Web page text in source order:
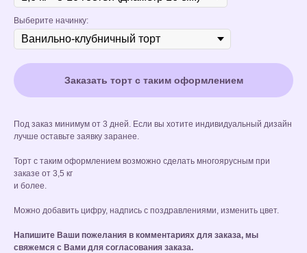
Выберите начинку:
Заказать торт с таким оформлением
Под заказ минимум от 3 дней. Если вы хотите индивидуальный дизайн
лучше оставьте заявку заранее.
Торт с таким оформлением возможно сделать многоярусным при
заказе от 3,5 кг
и более.
Можно добавить цифру, надпись с поздравлениями, изменить цвет.
Напишите Ваши пожелания в комментариях для заказа, мы
свяжемся с Вами для согласования заказа.